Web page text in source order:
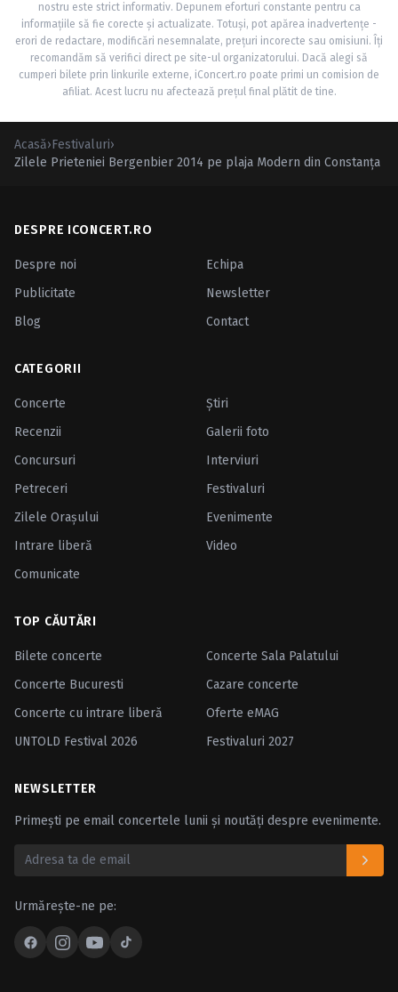
nostru este strict informativ. Depunem eforturi constante pentru ca
informațiile să fie corecte și actualizate. Totuși, pot apărea inadvertențe -
erori de redactare, modificări nesemnalate, prețuri incorecte sau omisiuni. Îți
recomandăm să verifici direct pe site-ul organizatorului. Dacă alegi să
cumperi bilete prin linkurile externe, iConcert.ro poate primi un comision de
afiliat. Acest lucru nu afectează prețul final plătit de tine.
Acasă›Festivaluri›
Zilele Prieteniei Bergenbier 2014 pe plaja Modern din Constanţa
DESPRE ICONCERT.RO
Despre noi
Echipa
Publicitate
Newsletter
Blog
Contact
CATEGORII
Concerte
Ştiri
Recenzii
Galerii foto
Concursuri
Interviuri
Petreceri
Festivaluri
Zilele Oraşului
Evenimente
Intrare liberă
Video
Comunicate
TOP CĂUTĂRI
Bilete concerte
Concerte Sala Palatului
Concerte Bucuresti
Cazare concerte
Concerte cu intrare liberă
Oferte eMAG
UNTOLD Festival 2026
Festivaluri 2027
NEWSLETTER
Primești pe email concertele lunii și noutăți despre evenimente.
Urmărește-ne pe: